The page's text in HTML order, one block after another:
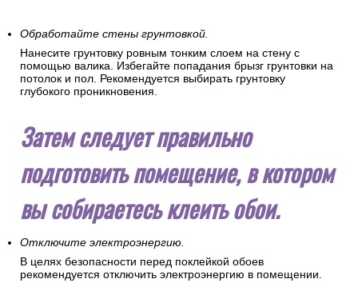
Обработайте стены грунтовкой.
Нанесите грунтовку ровным тонким слоем на стену с
помощью валика. Избегайте попадания брызг грунтовки на
потолок и пол. Рекомендуется выбирать грунтовку
глубокого проникновения.
Затем следует правильно
подготовить помещение, в котором
вы собираетесь клеить обои.
Отключите электроэнергию.
В целях безопасности перед поклейкой обоев
рекомендуется отключить электроэнергию в помещении.